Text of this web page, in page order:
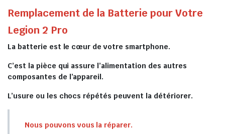
Remplacement de la Batterie pour Votre
Legion 2 Pro
La batterie est le cœur de votre smartphone.
C’est la pièce qui assure l’alimentation des autres
composantes de l’appareil.
L’usure ou les chocs répétés peuvent la détériorer.
Nous pouvons vous la réparer.